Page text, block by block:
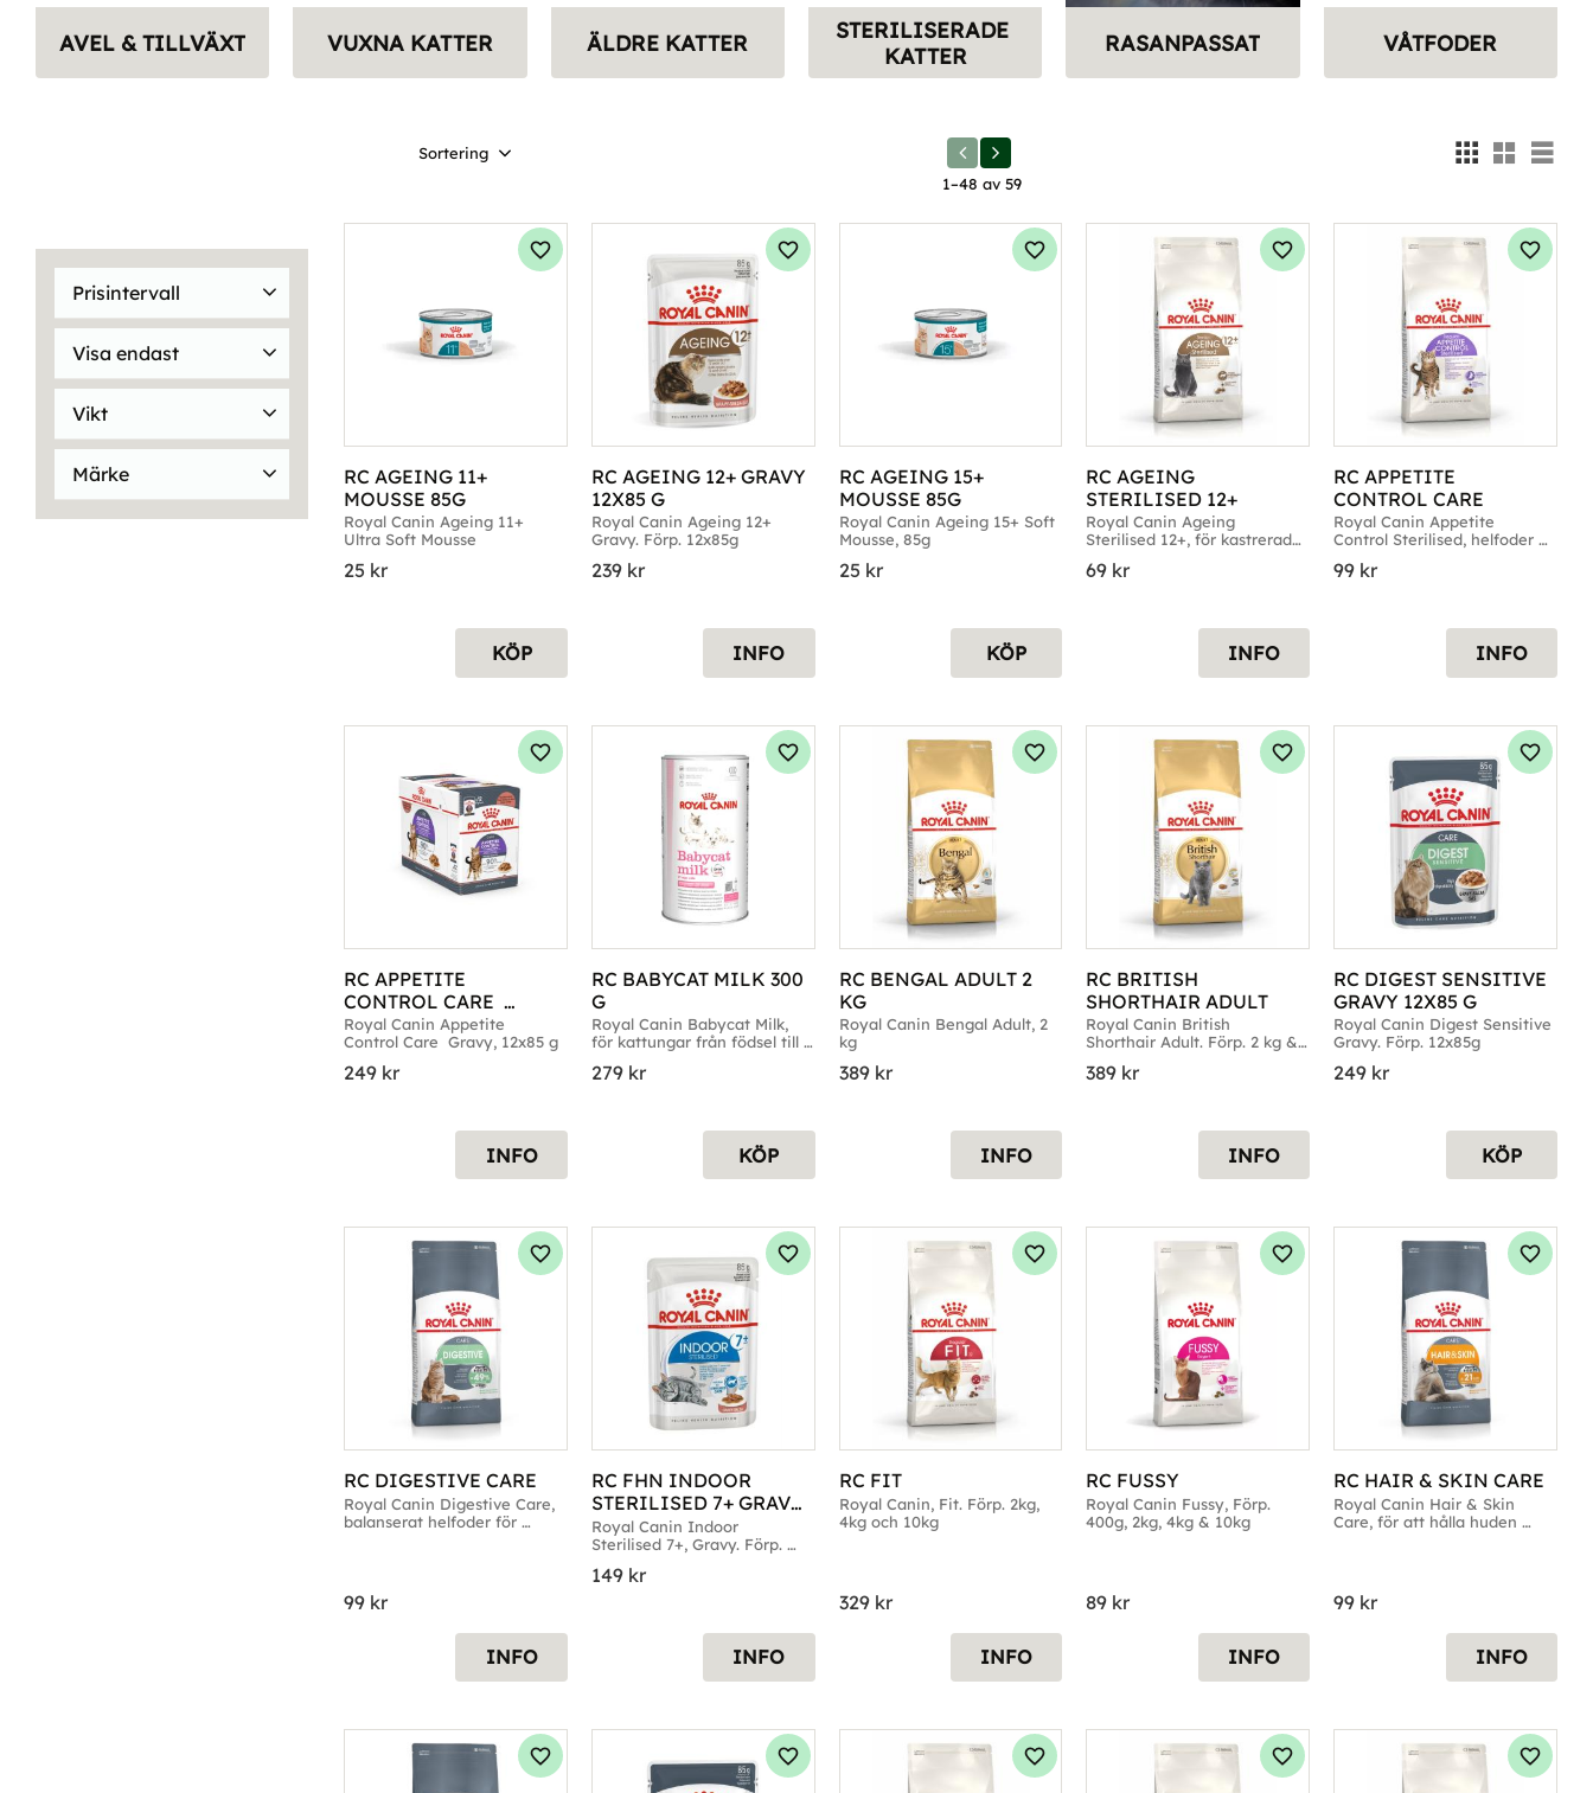
AVEL & TILLVÄXT VUXNA KATTER ÄLDRE KATTER
STERILISERADE
KATTER
RASANPASSAT VÅTFODER
Prisintervall
25 1 559
Visa endast
Finns i lager 49
Vikt
1,5kg 4 10kg
22
12x85g
Visa fler
Märke
1–48 av 59
RC AGEING 11+
MOUSSE 85G
Royal Canin Ageing 11+
Ultra Soft Mousse
25 kr
Lägg till i favoriter
KÖP
RC AGEING 12+ GRAVY
12X85 G
Royal Canin Ageing 12+
Gravy. Förp. 12x85g
239kr
Lägg till i favoriter
INFO
RC AGEING 15+
MOUSSE 85G
Royal Canin Ageing 15+ Soft
Mousse, 85g
25 kr
Lägg till i favoriter
KÖP
RC AGEING
STERILISED 12+
Royal Canin Ageing
Sterilised 12+, för kastrerade
69 kr
Lägg till i favoriter
INFO
RC APPETITE
CONTROL CARE
Royal Canin Appetite
Control Sterilised, helfoder
99 kr
Lägg
INFO
RC APPETITE
CONTROL CARE
GRAVY 12X85 G
Royal Canin Appetite
Control Care  Gravy, 12x85 g
249 kr
Lägg till i favoriter
INFO
RC BABYCAT MILK 300
G
Royal Canin Babycat Milk,
för kattungar från födsel till
279kr
Lägg till i favoriter
KÖP
RC BENGAL ADULT 2
KG
Royal Canin Bengal Adult, 2
kg
389kr
Lägg till i favoriter
INFO
RC BRITISH
SHORTHAIR ADULT
Royal Canin British
Shorthair Adult. Förp. 2 kg &
389 kr
Lägg till i favoriter
INFO
RC DIGEST SENSITIVE
GRAVY 12X85 G
Royal Canin Digest Sensitive
Gravy. Förp. 12x85g
249 kr
Lägg
KÖP
RC DIGESTIVE CARE
Royal Canin Digestive Care,
balanserat helfoder för
99 kr
Lägg till i favoriter
INFO
RC FHN INDOOR
STERILISED 7+ GRAVY
12X85G -
Royal Canin Indoor
Sterilised 7+, Gravy. Förp.
149kr
Lägg till i favoriter
INFO
RC FIT
Royal Canin, Fit. Förp. 2kg,
4kg och 10kg
329kr
Lägg till i favoriter
INFO
RC FUSSY
Royal Canin Fussy, Förp.
400g, 2kg, 4kg & 10kg
89 kr
Lägg till i favoriter
INFO
RC HAIR & SKIN CARE
Royal Canin Hair & Skin
Care, för att hålla huden
99 kr
Lägg
INFO
Lägg till i favoriter Lägg till i favoriter Lägg till i favoriter Lägg till i favoriter Lägg